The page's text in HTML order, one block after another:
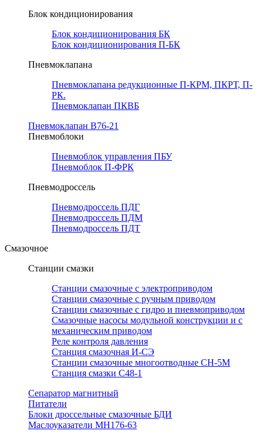
Блок кондиционирования
Блок кондиционирования БК
Блок кондиционирования П-БК
Пневмоклапана
Пневмоклапана редукционные П-КРМ, ПКРТ, П-
РК.
Пневмоклапан ПКВБ
Пневмоклапан В76-21
Пневмоблоки
Пневмоблок управления ПБУ
Пневмоблок П-ФРК
Пневмодроссель
Пневмодроссель ПДГ
Пневмодроссель ПДМ
Пневмодроссель ПДТ
Смазочное
Станции смазки
Станции смазочные с электроприводом
Станции смазочные с ручным приводом
Станции смазочные с гидро и пневмоприводом
Смазочные насосы модульной конструкции и с
механическим приводом
Реле контроля давления
Станция смазочная И-СЭ
Станции смазочные многоотводные СН-5М
Станция смазки С48-1
Сепаратор магнитный
Питатели
Блоки дроссельные смазочные БДИ
Маслоуказатели МН176-63